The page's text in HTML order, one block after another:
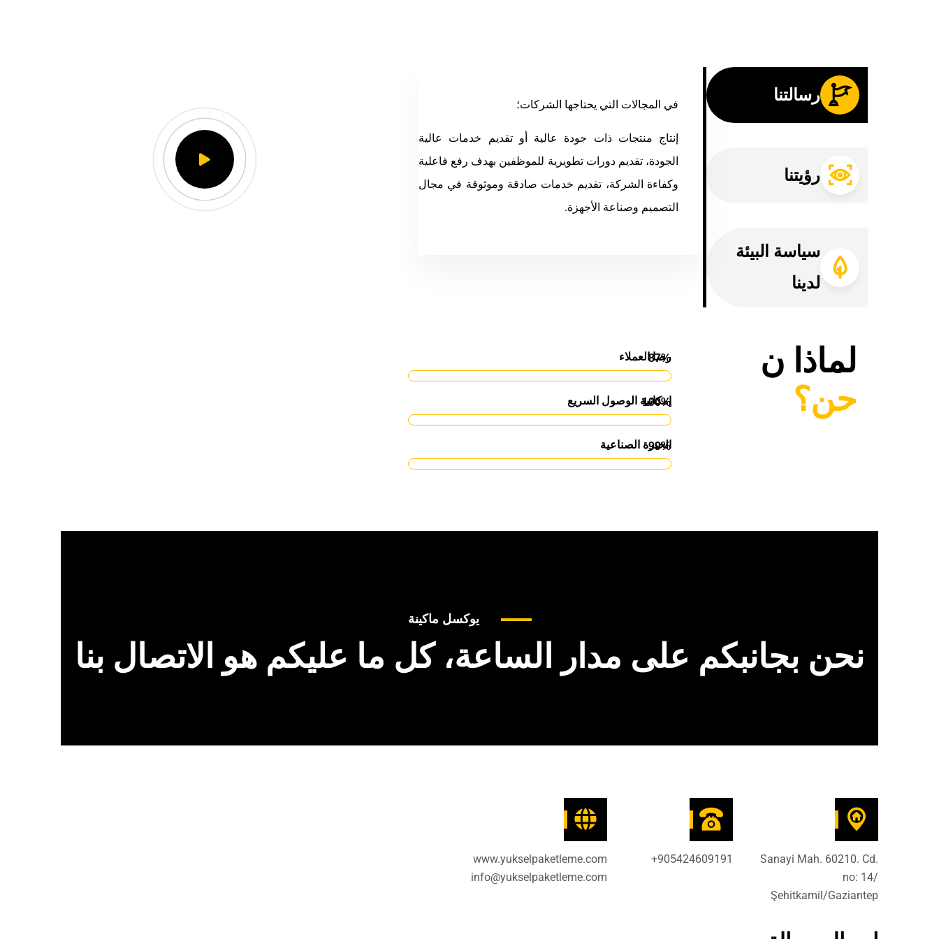
رسالتنا
رؤيتنا
سياسة البيئة
لدينا
في المجالات التي يحتاجها الشركات؛
إنتاج منتجات ذات جودة عالية أو تقديم خدمات عالية
الجودة، تقديم دورات تطويرية للموظفين بهدف رفع فاعلية
وكفاءة الشركة، تقديم خدمات صادقة وموثوقة في مجال
التصميم وصناعة الأجهزة.
لماذا ن
حن؟
رضا العملاء
87%
إمكانية الوصول السريع
100%
الخبرة الصناعية
99%
يوكسل ماكينة
نحن بجانبكم على مدار الساعة، كل ما عليكم هو الاتصال بنا
Sanayi Mah. 60210. Cd.
no: 14/
Şehitkamil/Gaziantep
905424609191+
www.yukselpaketleme.com
info@yukselpaketleme.com